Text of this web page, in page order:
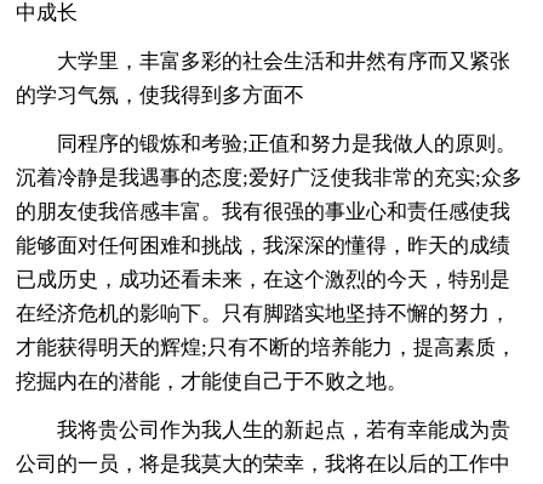
中成长
大学里，丰富多彩的社会生活和井然有序而又紧张
的学习气氛，使我得到多方面不
同程序的锻炼和考验;正值和努力是我做人的原则。
沉着冷静是我遇事的态度;爱好广泛使我非常的充实;众多
的朋友使我倍感丰富。我有很强的事业心和责任感使我
能够面对任何困难和挑战，我深深的懂得，昨天的成绩
已成历史，成功还看未来，在这个激烈的今天，特别是
在经济危机的影响下。只有脚踏实地坚持不懈的努力，
才能获得明天的辉煌;只有不断的培养能力，提高素质，
挖掘内在的潜能，才能使自己于不败之地。
我将贵公司作为我人生的新起点，若有幸能成为贵
公司的一员，将是我莫大的荣幸，我将在以后的工作中